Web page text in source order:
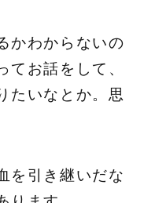
かわからないの
てお話をして、
たいなとか。思
を引き継いだな